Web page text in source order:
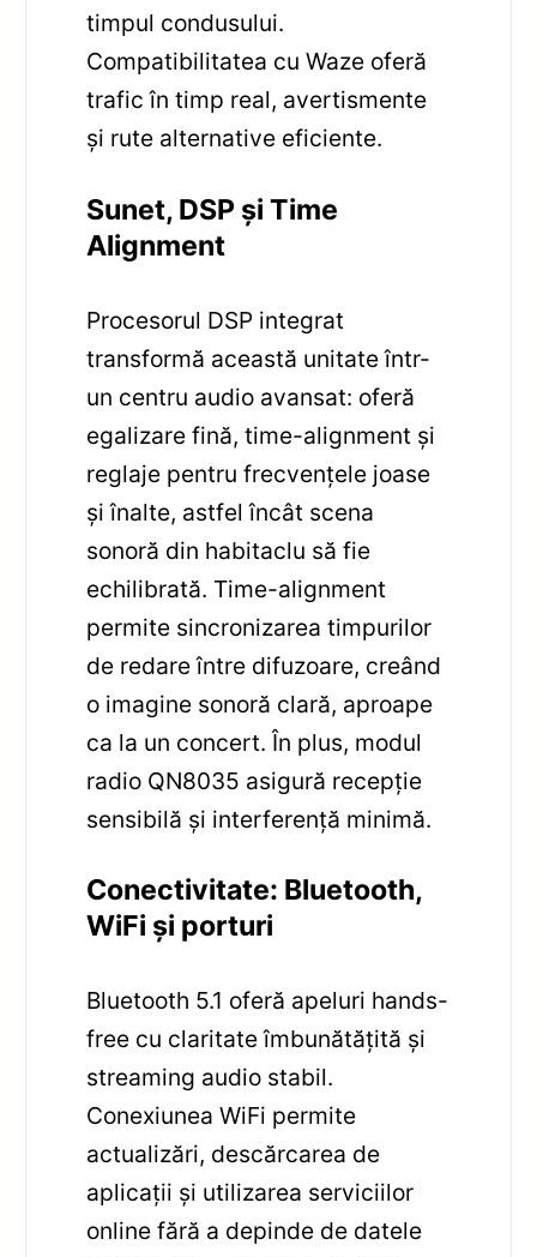
timpul condusului.
Compatibilitatea cu Waze oferă
trafic în timp real, avertismente
și rute alternative eficiente.
Sunet, DSP și Time
Alignment
Procesorul DSP integrat
transformă această unitate într-
un centru audio avansat: oferă
egalizare fină, time-alignment și
reglaje pentru frecvențele joase
și înalte, astfel încât scena
sonoră din habitaclu să fie
echilibrată. Time-alignment
permite sincronizarea timpurilor
de redare între difuzoare, creând
o imagine sonoră clară, aproape
ca la un concert. În plus, modul
radio QN8035 asigură recepție
sensibilă și interferență minimă.
Conectivitate: Bluetooth,
WiFi și porturi
Bluetooth 5.1 oferă apeluri hands-
free cu claritate îmbunătățită și
streaming audio stabil.
Conexiunea WiFi permite
actualizări, descărcarea de
aplicații și utilizarea serviciilor
online fără a depinde de datele